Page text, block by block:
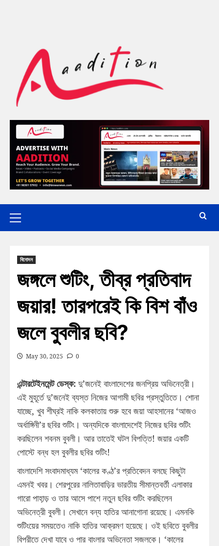
বিনোদন
জঙ্গলে শুটিং, তীব্র প্রতিবাদ
জয়ার! তারপরেই কি বিশ বাঁও
জলে বুবলীর ছবি?
May 30, 2025 0
এন্টারটেইনমেন্ট ডেস্ক: দু’জনেই বাংলাদেশের জনপ্রিয় অভিনেত্রী।
এই মুহূর্তে দু’জনেই ব্যস্ত নিজের আগামী ছবির প্রস্তুতিতে। শোনা
যাচ্ছে, খুব শীঘ্রই নাকি কলকাতায় শুরু হবে জয়া আহসানের ‘আজও
অর্ধাঙ্গিনী’র ছবির শুটিং। অন্যদিকে বাংলাদেশেই নিজের ছবির শুটিং
করছিলেন শবনম বুবলী। আর তাতেই ঘটল বিপত্তি! জয়ার একটি
পোস্টে বন্ধ হল বুবলীর ছবির শুটিং!
বাংলাদেশি সংবাদমাধ্যম ‘কালের কণ্ঠ’র প্রতিবেদন বলছে কিছুটা
এমনই খবর। শেরপুরের নালিতাবাড়ির ভারতীয় সীমান্তবর্তী এলাকার
গারো পাহা়ড় ও তার আসে পাশে নতুন ছবির শুটিং করছিলেন
অভিনেত্রী বুবলী। সেখানে বন্য হাতির আনাগোনা রয়েছে। এমনকি
শুটিংয়ের সময়তেও নাকি হাতির আক্রমণ হয়েছে। ওই ছবিতে বুবলীর
বিপরীতে দেখা যাবে ও পার বাংলার অভিনেতা সজলকে। ‘কালের